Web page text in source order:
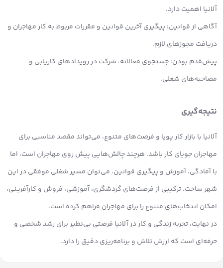
آلانیا اهمیت دارد.
آگاهی از قوانین: پیگیری آخرین قوانین و مقررات مربوط به کار مهاجران و
دریافت مجوزهای لازم.
پیش‌قدم بودن: جستجوی فعالانه، شرکت در رویدادهای کاریابی و
مصاحبه‌های شغلی.
نتیجه‌گیری
آلانیا با بازار کار پویا و فرصت‌های متنوع، می‌تواند مقصد مناسبی برای
مهاجران جویای کار باشد. هرچند چالش‌هایی پیش روی مهاجران است، اما
با آمادگی، آموزش و پیگیری قوانین، می‌توان مسیر شغلی موفقی در این
شهر ساخت. ترکیبی از فرصت‌های گردشگری، آموزشی، فروش و کارآفرینی،
امکان انتخاب‌های متنوع را برای مهاجران فراهم کرده است.
در نهایت، تجربه زندگی و کار در آلانیا فرصتی بی‌نظیر برای رشد شخصی و
حرفه‌ای است که ارزش تلاش و برنامه‌ریزی دقیق را دارد.